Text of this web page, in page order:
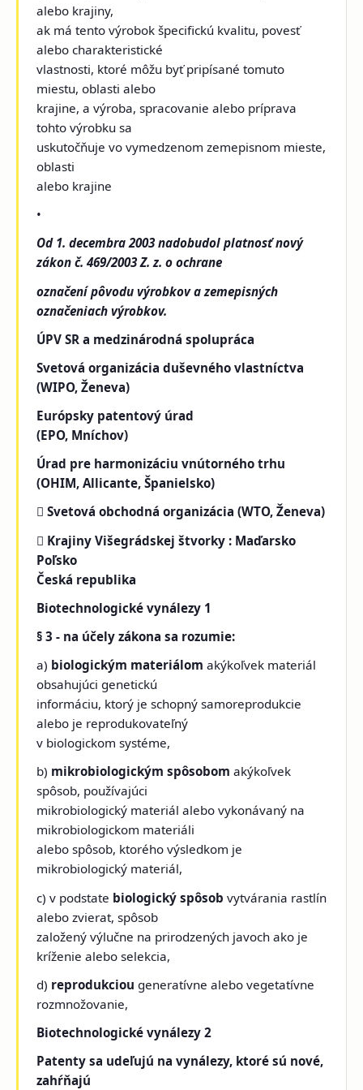
alebo krajiny,
ak má tento výrobok špecifickú kvalitu, povesť
alebo charakteristické
vlastnosti, ktoré môžu byť pripísané tomuto
miestu, oblasti alebo
krajine, a výroba, spracovanie alebo príprava
tohto výrobku sa
uskutočňuje vo vymedzenom zemepisnom mieste,
oblasti
alebo krajine
•
Od 1. decembra 2003 nadobudol platnosť nový
zákon č. 469/2003 Z. z. o ochrane
označení pôvodu výrobkov a zemepisných
označeniach výrobkov.
ÚPV SR a medzinárodná spolupráca
Svetová organizácia duševného vlastníctva
(WIPO, Ženeva)
Európsky patentový úrad
(EPO, Mníchov)
Úrad pre harmonizáciu vnútorného trhu
(OHIM, Allicante, Španielsko)
Svetová obchodná organizácia (WTO, Ženeva)
 Krajiny Višegrádskej štvorky : Maďarsko
Poľsko
Česká republika
Biotechnologické vynálezy 1
§ 3 - na účely zákona sa rozumie:
a) biologickým materiálom akýkoľvek materiál
obsahujúci genetickú
informáciu, ktorý je schopný samoreprodukcie
alebo je reprodukovateľný
v biologickom systéme,
b) mikrobiologickým spôsobom akýkoľvek
spôsob, používajúci
mikrobiologický materiál alebo vykonávaný na
mikrobiologickom materiáli
alebo spôsob, ktorého výsledkom je
mikrobiologický materiál,
c) v podstate biologický spôsob vytvárania rastlín
alebo zvierat, spôsob
založený výlučne na prirodzených javoch ako je
kríženie alebo selekcia,
d) reprodukciou generatívne alebo vegetatívne
rozmnožovanie,
Biotechnologické vynálezy 2
Patenty sa udeľujú na vynálezy, ktoré sú nové,
zahŕňajú